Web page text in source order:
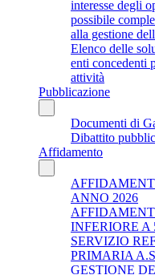
interesse degli
possibile
alla gestione
Elenco delle
enti concedenti
attività
Pubblicazione
Documenti di
Dibattito
Affidamento
ANNO 2026
INFERIORE A
SERVIZIO
PRIMARIA
GESTIONE